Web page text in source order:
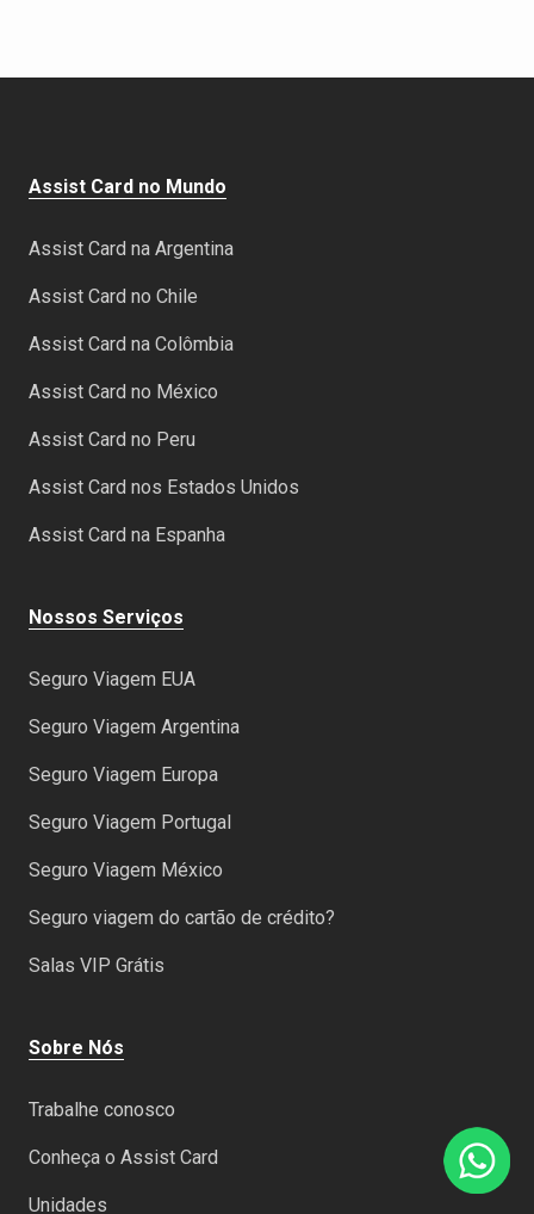
Assist Card no Mundo
Assist Card na Argentina
Assist Card no Chile
Assist Card na Colômbia
Assist Card no México
Assist Card no Peru
Assist Card nos Estados Unidos
Assist Card na Espanha
Nossos Serviços
Seguro Viagem EUA
Seguro Viagem Argentina
Seguro Viagem Europa
Seguro Viagem Portugal
Seguro Viagem México
Seguro viagem do cartão de crédito?
Salas VIP Grátis
Sobre Nós
Trabalhe conosco
Conheça o Assist Card
Unidades